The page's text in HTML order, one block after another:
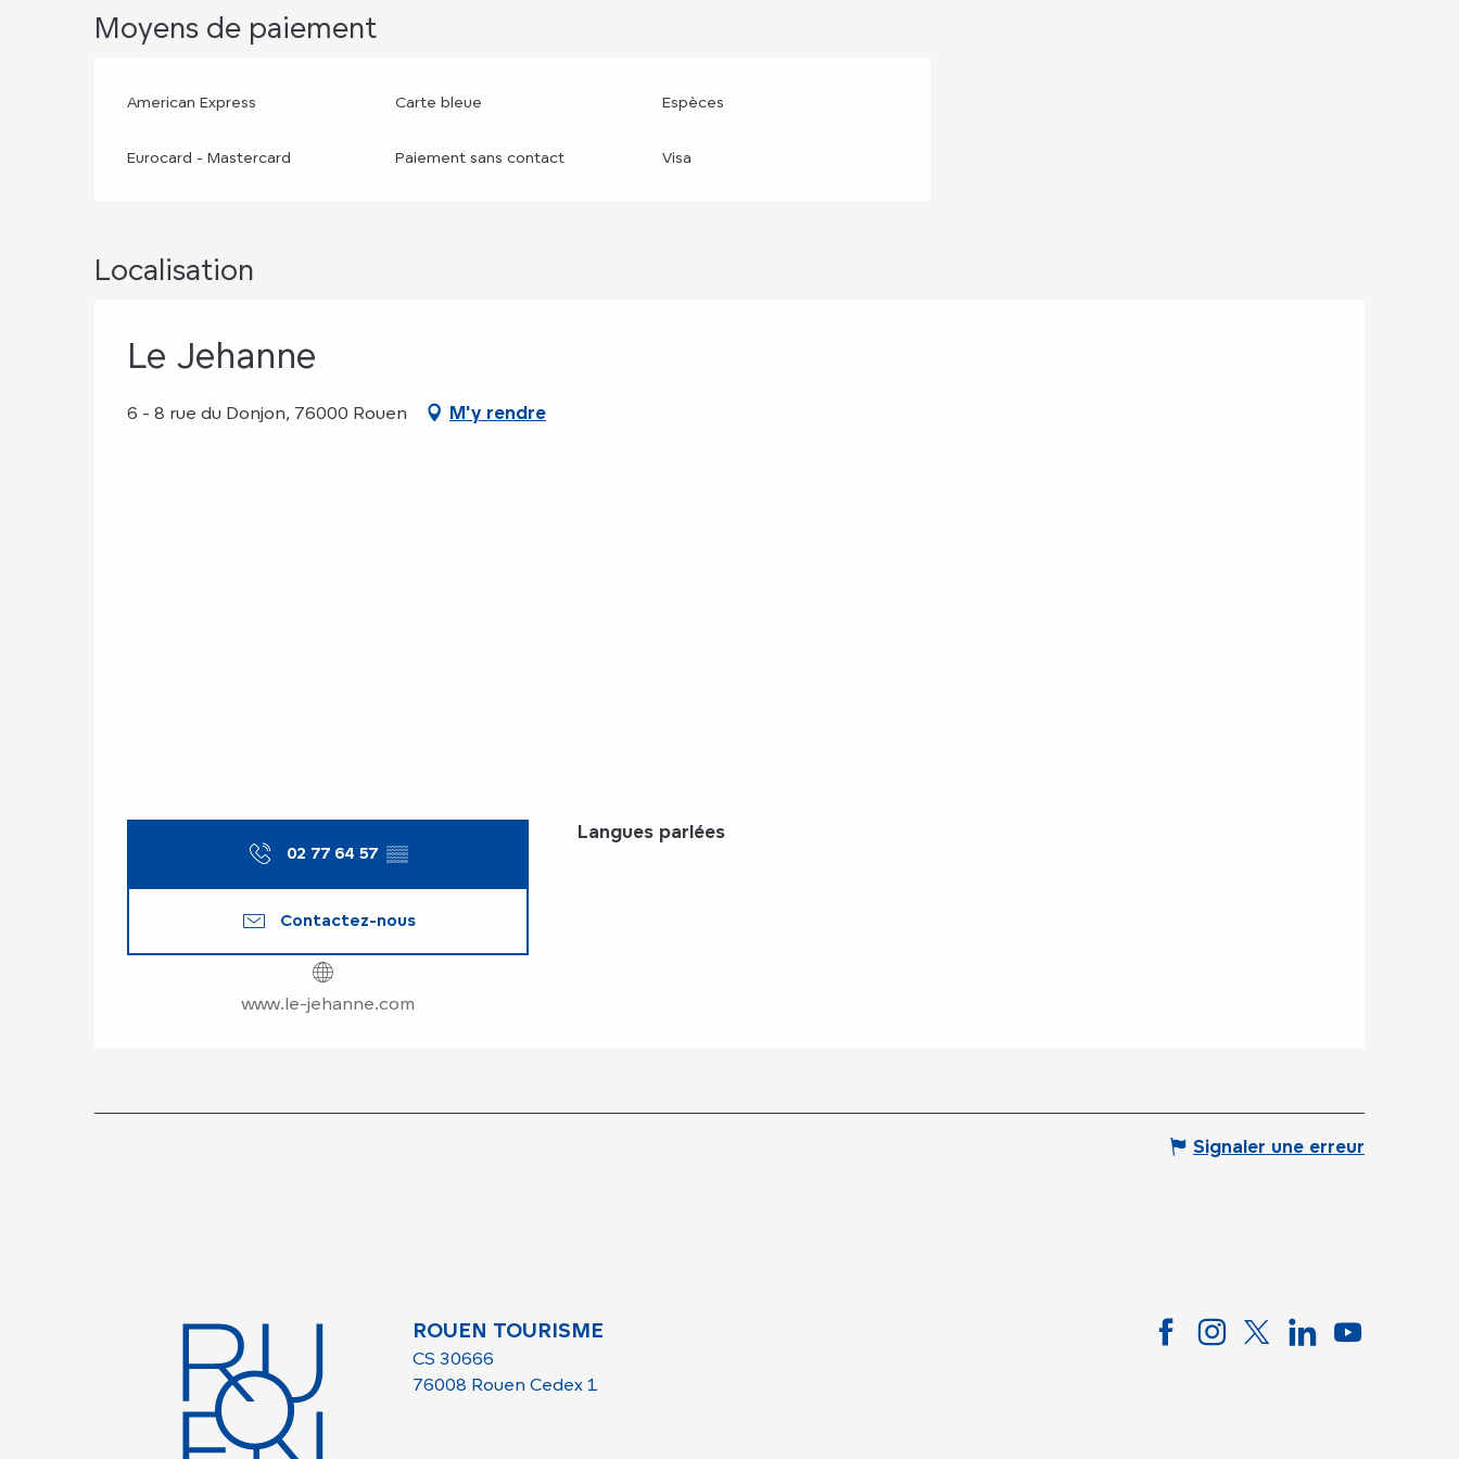
Moyens de paiement
American Express Carte bleue Espèces
Eurocard - Mastercard Paiement sans contact Visa
Localisation
Le Jehanne
6 - 8 rue du Donjon, 76000 Rouen M'y rendre
02 77 64 57 ▒▒
Contactez-nous
www.le-jehanne.com
Langues parlées
Langues parlées
Signaler une erreur
ROUEN TOURISME
CS 30666
76008 Rouen Cedex 1